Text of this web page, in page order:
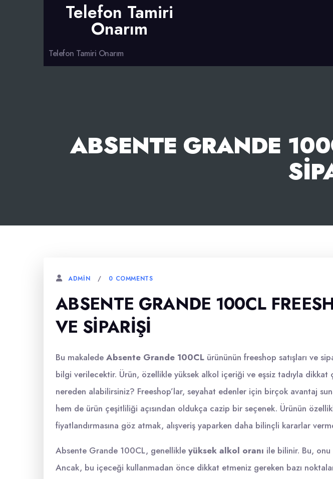
Telefon Tamiri
Onarım
Telefon Tamiri Onarım
ABSENTE GRANDE
ADMIN 0 COMMENTS
ABSENTE GRANDE 100CL
VE SIPARIŞI
Bu makalede Absente Grande 100CL ürününün freeshop satışları ve
bilgi verilecektir. Ürün, özellikle yüksek alkol içeriği ve eşsiz tadıyla dikkat
nereden alabilirsiniz? Freeshop’lar, seyahat edenler için birçok avantaj
hem de ürün çeşitliliği açısından oldukça cazip bir seçenek. Ürünün
fiyatlandırmasına göz atmak, alışveriş yaparken daha bilinçli kararlar
Absente Grande 100CL, genellikle yüksek alkol oranı ile bilinir. Bu,
Ancak, bu içeceği kullanmadan önce dikkat etmeniz gereken bazı